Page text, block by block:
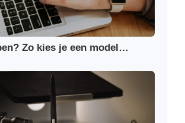
Zo kies je een model…